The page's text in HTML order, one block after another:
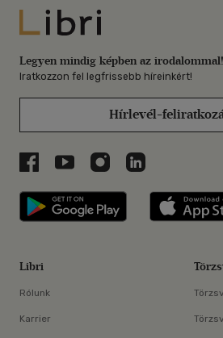
Libri
Legyen mindig képben az irodalommal!
Iratkozzon fel legfrissebb híreinkért!
Hírlevél-
Libri a Facebookon
Libri a Youtube-on
Libri azLibri a
Libri
Libri
Rólunk
Karrier